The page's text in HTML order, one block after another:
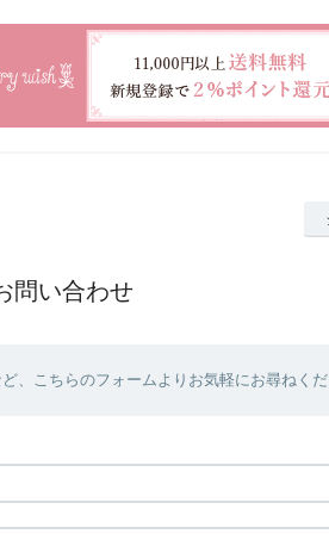
問い合わせ
、こちらのフォームよりお気軽にお尋ねくだ